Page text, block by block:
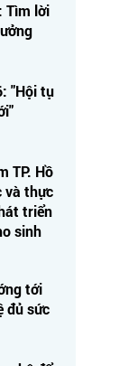
Tìm lời
"Hội tụ
TP. Hồ
và thực
triển
sinh
tới
đủ sức